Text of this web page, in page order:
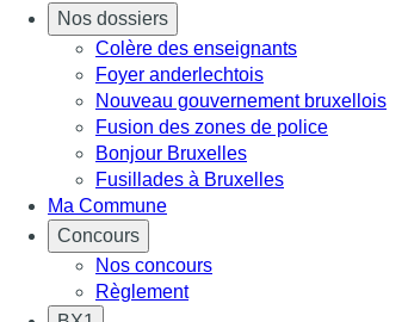
Nos dossiers
Colère des enseignants
Foyer anderlechtois
Nouveau gouvernement bruxellois
Fusion des zones de police
Bonjour Bruxelles
Fusillades à Bruxelles
Ma Commune
Concours
Nos concours
Règlement